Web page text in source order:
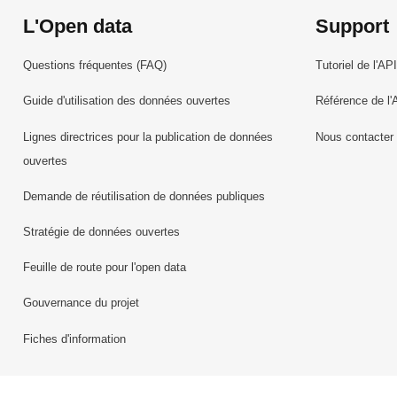
L'Open data
Questions fréquentes (FAQ)
Guide d'utilisation des données ouvertes
Lignes directrices pour la publication de données
ouvertes
Demande de réutilisation de données publiques
Stratégie de données ouvertes
Feuille de route pour l'open data
Gouvernance du projet
Fiches d'information
Support
Tutoriel de l'API
Référence de
Nous contacter